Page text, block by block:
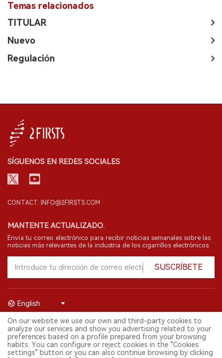
Temas relacionados
TITULAR
Nuevo
Regulación
SÍGUENOS EN REDES SOCIALES
CONTACT: INFO@2FIRSTS.COM
MANTENTE ACTUALIZADO.
Envía tu correo electrónico para recibir noticias semanales sobre las
noticias más relevantes de la industria de los cigarrillos electrónicos.
SUSCRÍBETE
© 2026 Shenzhen 2FIRSTS Technology Co.,Ltd. Todos los derechos
reservados.
2FIRSTS solo es accesible para profesionales de la industria,
investigadores, medios y otros profesionales. El acceso por menores
está prohibido.
English
On our website we use our own and third-party cookies to
analyze our services and show you advertising related to your
preferences based on a profile prepared from your browsing
habits. You can configure or reject cookies in the "Cookies
settings" button or you can also continue browsing by clicking